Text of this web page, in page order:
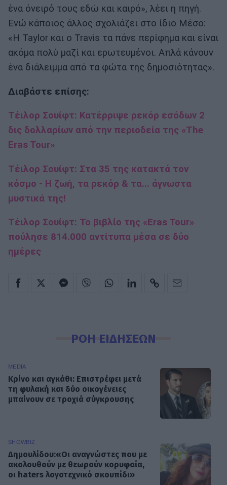
ένα όνειρό τους εδώ και καιρό», λέει η πηγή.
Ενώ κάποιος άλλος σχολιάζει στο ίδιο Μέσο:
«Η Taylor και ο Travis τα πάνε περίφημα και είναι
ακόμα πολύ μαζί και ερωτευμένοι. Απλά κάνουν
ένα διάλειμμα από τα φώτα της δημοσιότητας».
Διαβάστε επίσης:
Τέιλορ Σουίφτ: Κατέρριψε ρεκόρ εσόδων 2
δις δολλαρίων από την περιοδεία της «The
Eras Tour»
Τέιλορ Σουίφτ: Στα 35 της κατακτά τον
κόσμο - Η ζωή, τα ρεκόρ & τα... άγνωστα
μυστικά της!
Τέιλορ Σουίφτ: Το βιβλίο της «Eras Tour»
πούλησε 814.000 αντίτυπα μέσα σε δύο
ημέρες
ΡΟΗ ΕΙΔΗΣΕΩΝ
MEDIA
Κρίνο και αγκάθι: Επιστρέφει μετά
τη φυλακή και δύο οικογένειες
μπαίνουν σε τροχιά σύγκρουσης
SHOWBIZ
Δημουλίδου:«Οι αναγνώστες που με
ακολουθούν με θεωρούν κορυφαία,
οι haters λογοτεχνικό σκουπίδι»